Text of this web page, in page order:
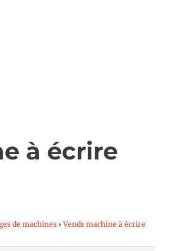
à écrire
de machines › Vends machine à écrire